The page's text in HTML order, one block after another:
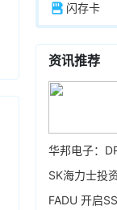
闪存卡
资讯推荐
FADU 开启